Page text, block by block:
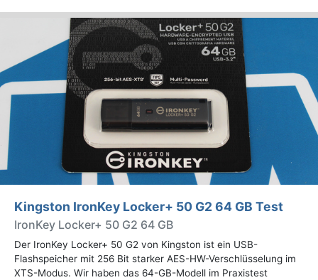
Kingston IronKey Locker+ 50 G2 64 GB Test
IronKey Locker+ 50 G2 64 GB
Der IronKey Locker+ 50 G2 von Kingston ist ein USB-
Flashspeicher mit 256 Bit starker AES-HW-Verschlüsselung im
XTS-Modus. Wir haben das 64-GB-Modell im Praxistest